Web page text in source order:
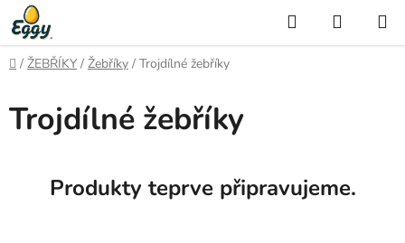
Přejít
na
obsah
Hledat
KOŠÍK
Domů
/ ŽEBŘÍKY / Žebříky / Trojdílné žebříky
Trojdílné žebříky
Produkty teprve připravujeme.